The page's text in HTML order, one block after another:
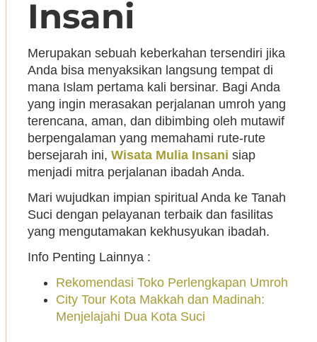
Insani
Merupakan sebuah keberkahan tersendiri jika
Anda bisa menyaksikan langsung tempat di
mana Islam pertama kali bersinar. Bagi Anda
yang ingin merasakan perjalanan umroh yang
terencana, aman, dan dibimbing oleh mutawif
berpengalaman yang memahami rute-rute
bersejarah ini, Wisata Mulia Insani siap
menjadi mitra perjalanan ibadah Anda.
Mari wujudkan impian spiritual Anda ke Tanah
Suci dengan pelayanan terbaik dan fasilitas
yang mengutamakan kekhusyukan ibadah.
Info Penting Lainnya :
Rekomendasi Toko Perlengkapan Umroh
City Tour Kota Makkah dan Madinah:
Menjelajahi Dua Kota Suci